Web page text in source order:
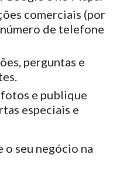
comerciais (por
de telefone
perguntas e
fotos e publique
especiais e
seu negócio na